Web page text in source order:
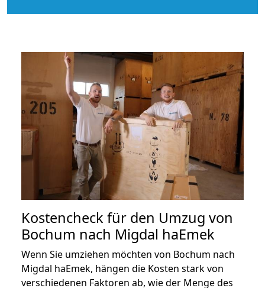
Kostencheck für den Umzug von
Bochum nach Migdal haEmek
Wenn Sie umziehen möchten von Bochum nach
Migdal haEmek, hängen die Kosten stark von
verschiedenen Faktoren ab, wie der Menge des